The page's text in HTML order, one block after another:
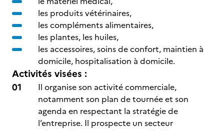
les produits vétérinaires,
les compléments alimentaires,
les plantes, les huiles,
les accessoires, soins de confort, maintien à
domicile, hospitalisation à domicile.
Activités visées :
Il organise son activité commerciale,
notamment son plan de tournée et son
agenda en respectant la stratégie de
l’entreprise. Il prospecte un secteur